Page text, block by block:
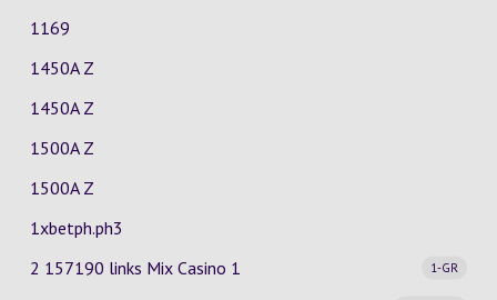
1169
1450A Z
1450A Z
1500A Z
1500A Z
1xbetph.ph3
2 157190 links Mix Casino
1-GR
1